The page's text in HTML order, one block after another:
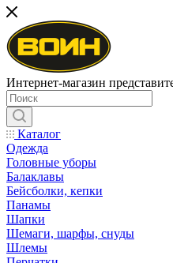
Интернет-магазин
Каталог
Одежда
Головные уборы
Балаклавы
Бейсболки, кепки
Панамы
Шапки
Шемаги, шарфы, снуды
Шлемы